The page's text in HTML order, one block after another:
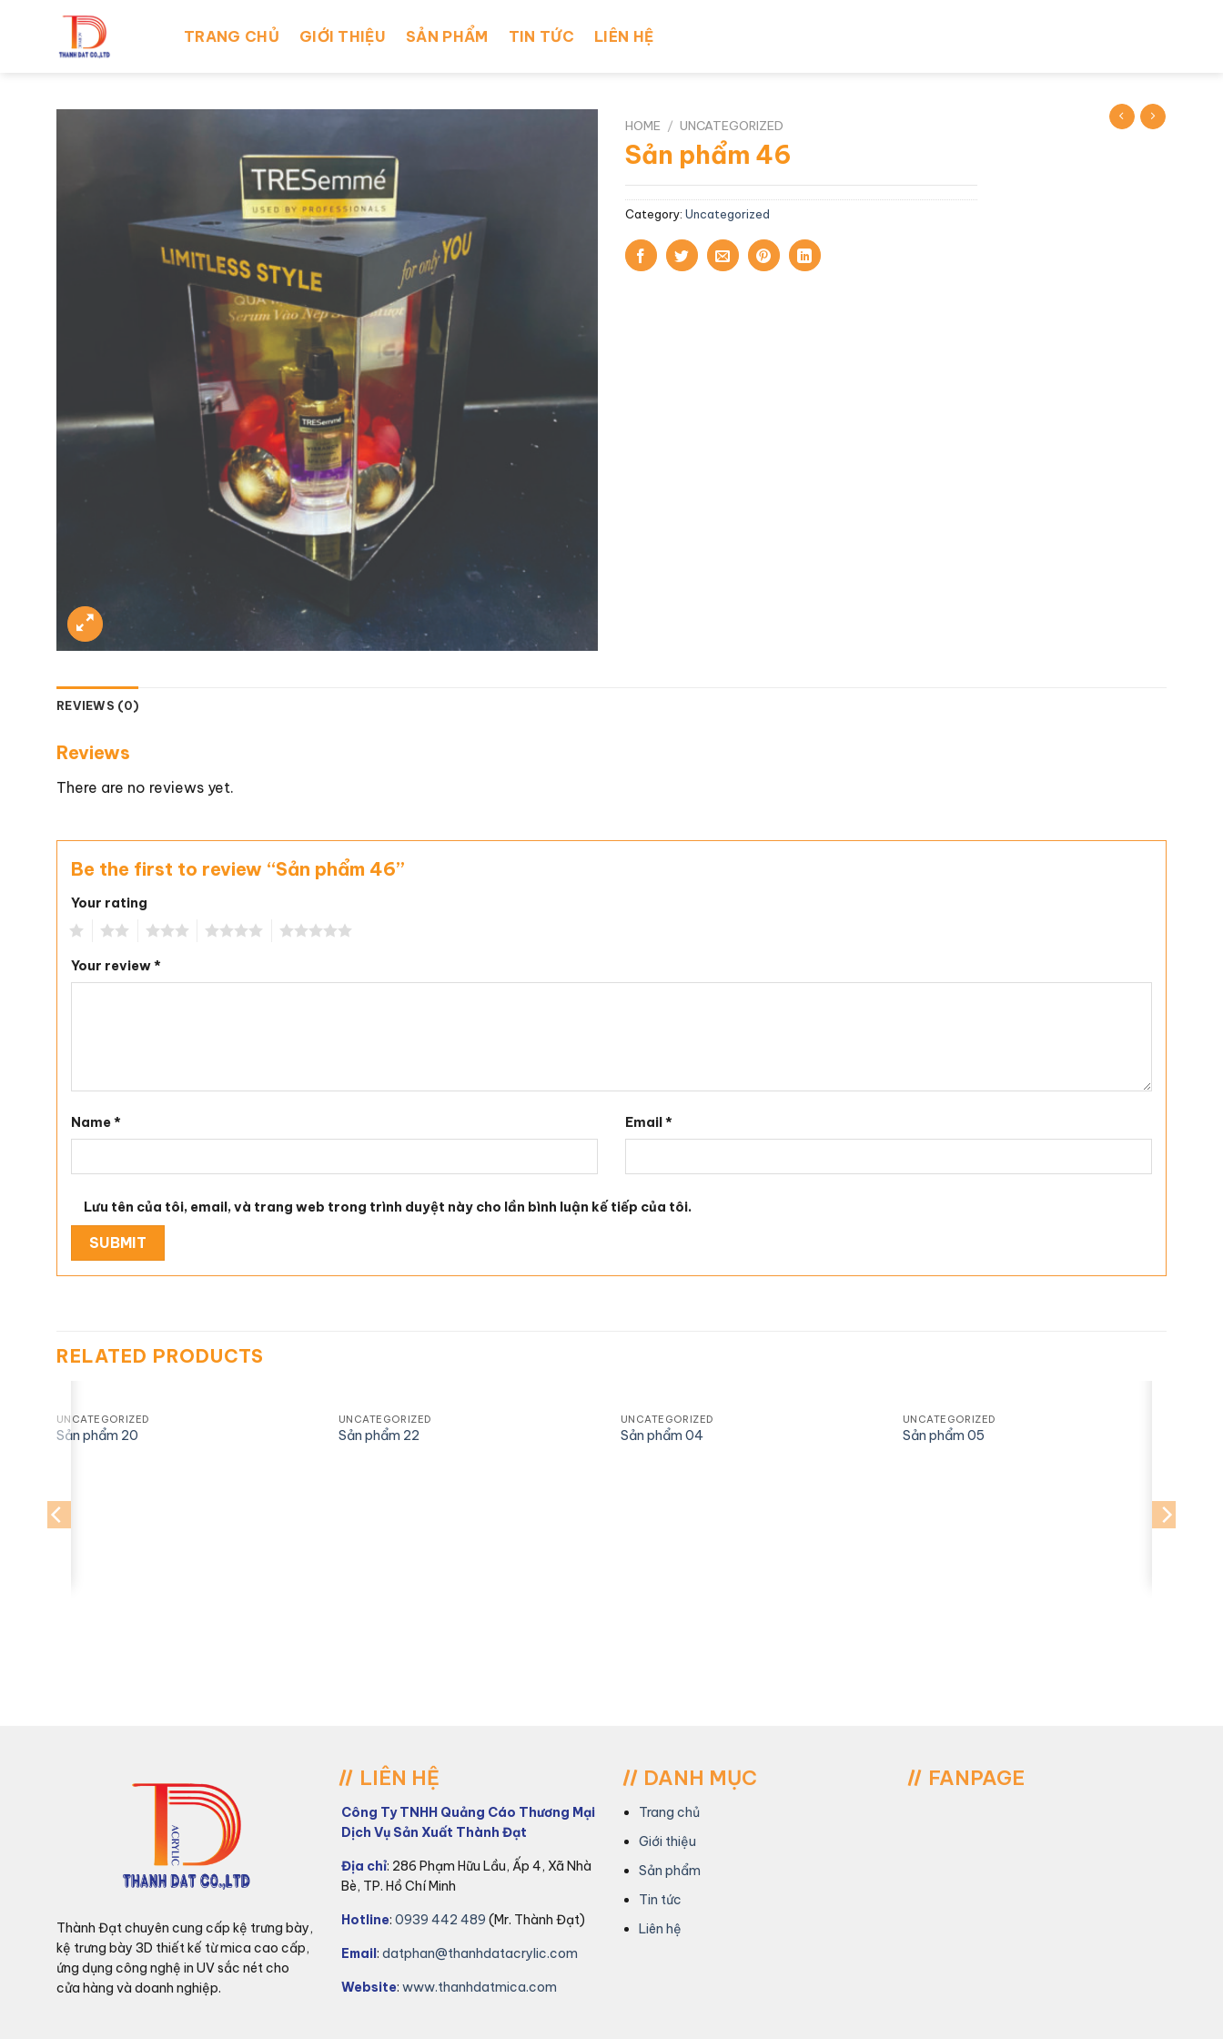
TRANG CHỦ GIỚI THIỆU SẢN PHẨM TIN TỨC LIÊN HỆ
HOME / UNCATEGORIZED
Sản phẩm 46
Category: Uncategorized
REVIEWS (0)
Reviews
There are no reviews yet.
Be the first to review “Sản phẩm 46”
Your rating
Your review*
Name* Email*
Lưu tên của tôi, email, và trang web trong trình duyệt này cho lần bình luận kế tiếp của tôi.
RELATED PRODUCTS
UNCATEGORIZED
Sản phẩm 20
UNCATEGORIZED
Sản phẩm 22
UNCATEGORIZED
Sản phẩm 04
UNCATEGORIZED
Sản phẩm 05
Thành Đạt chuyên cung cấp kệ trưng bày,
kệ trưng bày 3D thiết kế từ mica cao cấp,
ứng dụng công nghệ in UV sắc nét cho
cửa hàng và doanh nghiệp.
LIÊN HỆ
Công Ty TNHH Quảng Cáo Thương Mại
Dịch Vụ Sản Xuất Thành Đạt
Địa chỉ: 286 Phạm Hữu Lầu, Ấp 4, Xã Nhà
Bè, TP. Hồ Chí Minh
Hotline: 0939 442 489 (Mr. Thành Đạt)
Email: datphan@thanhdatacrylic.com
Website: www.thanhdatmica.com
DANH MỤC
Trang chủ
Giới thiệu
Sản phẩm
Tin tức
Liên hệ
FANPAGE